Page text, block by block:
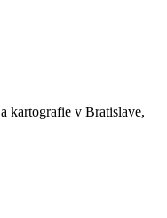
kartografie v Bratislave,